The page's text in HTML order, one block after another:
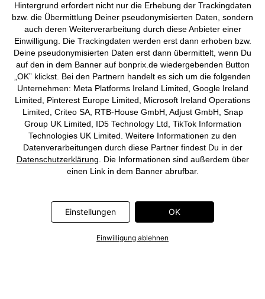
Viel Platz und gut organisiert zugleich: In Deinem bonprix
Shopper findet alles Platz. Gleichzeitig sorgen zusätzliche
Innenfächer dafür, dass Du Schlüssel oder Smartphone schnell
zur Hand hast. Schlicht und praktisch oder mit auffälligen
Designs als Hingucker? In unserem Online-Shop haben wir für
jeden Geschmack das passende Modell. So gelingt Dir mit
jedem Outfit ein toller Look. Worauf wartest Du noch? Sieh Dir
jetzt unser Sortiment an und finde noch heute Deinen neuen
Shopper.
Deutsch Français
Hintergrund erfordert nicht nur die Erhebung der Trackingdaten
bzw. die Übermittlung Deiner pseudonymisierten Daten, sondern
auch deren Weiterverarbeitung durch diese Anbieter einer
Einwilligung. Die Trackingdaten werden erst dann erhoben bzw.
Deine pseudonymisierten Daten erst dann übermittelt, wenn Du
auf den in dem Banner auf bonprix.de wiedergebenden Button
„OK” klickst. Bei den Partnern handelt es sich um die folgenden
Unternehmen: Meta Platforms Ireland Limited, Google Ireland
Limited, Pinterest Europe Limited, Microsoft Ireland Operations
Limited, Criteo SA, RTB-House GmbH, Adjust GmbH, Snap
Group UK Limited, ID5 Technology Ltd, TikTok Information
Technologies UK Limited. Weitere Informationen zu den
Datenverarbeitungen durch diese Partner findest Du in der
Datenschutzerklärung . Die Informationen sind außerdem über
einen Link in dem Banner abrufbar.
Einstellungen OK
Einwilligung ablehnen